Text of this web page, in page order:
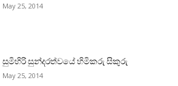
May 25, 2014
සුමිහිරි සුන්දරත්වයේ හිමිකරු සිකුරු
May 25, 2014